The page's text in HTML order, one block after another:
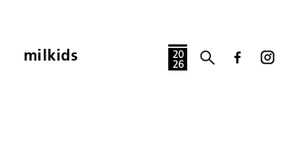
milkids 20
26